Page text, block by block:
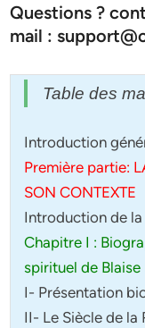
Questions ?
mail :
Table des
Introduction
Première partie:
SON CONTEXTE
Introduction de
Chapitre I :
spirituel de Blaise
I- Présentation
II- Le Siècle de la